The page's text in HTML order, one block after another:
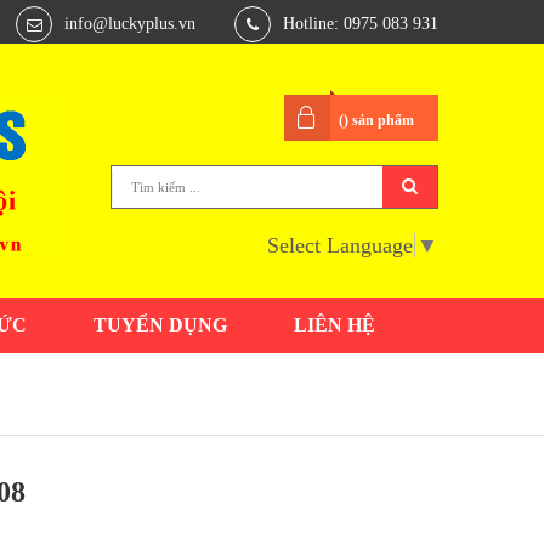
info@luckyplus.vn Hotline: 0975 083 931
() sản phẩm
Select Language ▼
TUYỂN DỤNG LIÊN HỆ